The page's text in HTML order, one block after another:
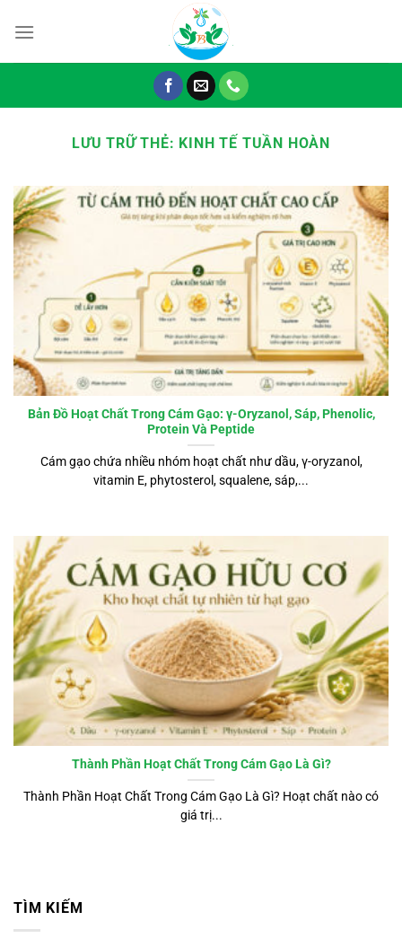
đến
LƯU TRỮ THẺ: KINH TẾ TUẦN HOÀN
Bản Đồ Hoạt Chất Trong Cám Gạo: γ-Oryzanol, Sáp, Phenolic,
Protein Và Peptide
Cám gạo chứa nhiều nhóm hoạt chất như dầu, γ-oryzanol,
vitamin E, phytosterol, squalene, sáp,...
Thành Phần Hoạt Chất Trong Cám Gạo Là Gì?
Thành Phần Hoạt Chất Trong Cám Gạo Là Gì? Hoạt chất nào có
giá trị...
TÌM KIẾM